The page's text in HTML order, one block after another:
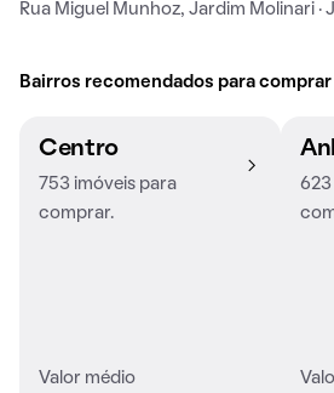
Rua Miguel Munhoz, Jardim Molinari ·
Bairros recomendados para
Centro
753 imóveis para
comprar.
Valor médio
623